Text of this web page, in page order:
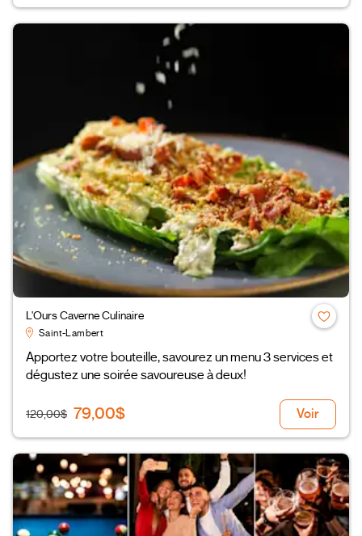
L'Ours Caverne Culinaire
Saint-Lambert
Apportez votre bouteille, savourez un menu 3 services et
dégustez une soirée savoureuse à deux!
120,00$ 79,00$ Voir